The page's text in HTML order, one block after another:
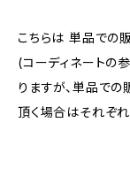
こちらは 単品での販
(コーディネートの
りますが、単品での
頂く場合はそれぞれ